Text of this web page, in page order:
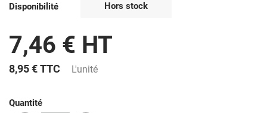
Disponibilité Hors stock
7,46 € HT
8,95 €TTC L'unité
Quantité